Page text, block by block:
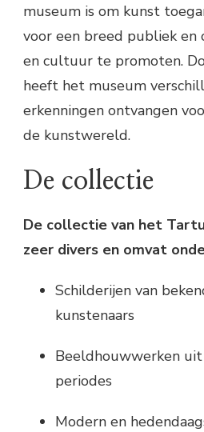
museum is om kunst
voor een breed publiek en
en cultuur te promoten.
heeft het museum
erkenningen ontvangen
de kunstwereld.
De collectie
De collectie van het
zeer divers en omvat
Schilderijen van
kunstenaars
Beeldhouwwerken
periodes
Modern en